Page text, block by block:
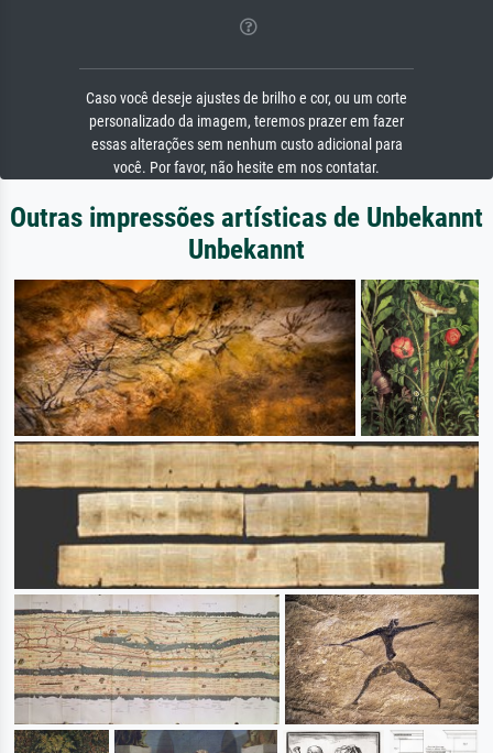
Caso você deseje ajustes de brilho e cor, ou um corte
personalizado da imagem, teremos prazer em fazer
essas alterações sem nenhum custo adicional para
você. Por favor, não hesite em nos contatar.
Outras impressões artísticas de Unbekannt
Unbekannt